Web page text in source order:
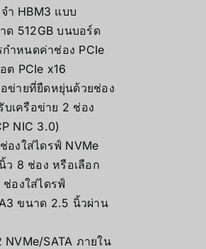
ำ HBM3 แบบ
ด 512GB บนบอร์ด
กำหนดค่าช่อง PCIe
ต PCIe x16
อข่ายที่ยืดหยุ่นด้วยช่อง
บเครือข่าย 2 ช่อง
NIC 3.0)
องใส่ไดรฟ์ NVMe
8 ช่อง หรือเลือก
ช่องใส่ไดรฟ์
ขนาด 2.5 นิ้วผ่าน
NVMe/SATA ภายใน